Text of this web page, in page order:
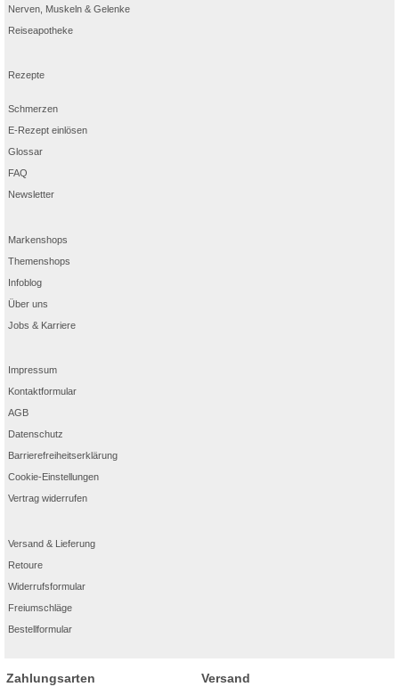
Nerven, Muskeln & Gelenke
Reiseapotheke
Rezepte
Schmerzen
E-Rezept einlösen
Glossar
FAQ
Newsletter
Markenshops
Themenshops
Infoblog
Über uns
Jobs & Karriere
Impressum
Kontaktformular
AGB
Datenschutz
Barrierefreiheitserklärung
Cookie-Einstellungen
Vertrag widerrufen
Versand & Lieferung
Retoure
Widerrufsformular
Freiumschläge
Bestellformular
Zahlungsarten Versand